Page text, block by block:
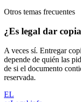
Otros temas frecuentes
¿Es legal dar
A veces sí. Entregar
depende de quién las
de si el documento
reservada.
EL